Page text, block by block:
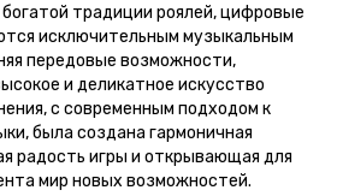
традиции роялей, цифровые
исключительным музыкальным
передовые возможности,
и деликатное искусство
с современным подходом к
была создана гармоничная
радость игры и открывающая для
мир новых возможностей.